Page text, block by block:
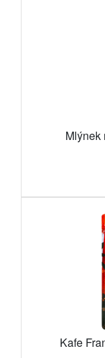
Mlýnek
Kafe